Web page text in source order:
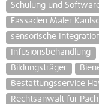
Schulung und
Fassaden Maler
sensorische
Infusionsbehandlung
Bildungsträger
Bestattungsservice
Rechtsanwalt für